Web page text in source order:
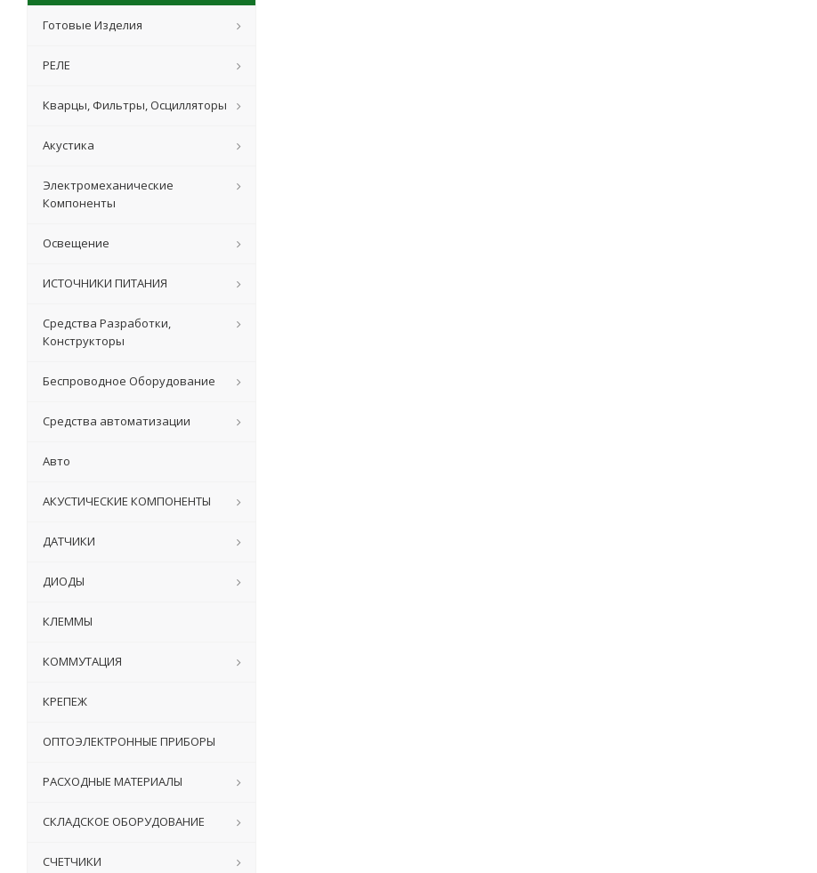
Готовые Изделия
РЕЛЕ
Кварцы, Фильтры, Осцилляторы
Акустика
Электромеханические
Компоненты
Освещение
ИСТОЧНИКИ ПИТАНИЯ
Средства Разработки,
Конструкторы
Беспроводное Оборудование
Средства автоматизации
Авто
АКУСТИЧЕСКИЕ КОМПОНЕНТЫ
ДАТЧИКИ
ДИОДЫ
КЛЕММЫ
КОММУТАЦИЯ
КРЕПЕЖ
ОПТОЭЛЕКТРОННЫЕ ПРИБОРЫ
РАСХОДНЫЕ МАТЕРИАЛЫ
СКЛАДСКОЕ ОБОРУДОВАНИЕ
СЧЕТЧИКИ